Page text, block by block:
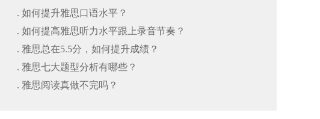
. 如何提升雅思口语水平？
. 如何提高雅思听力水平跟上录音节奏？
. 雅思总在5.5分，如何提升成绩？
. 雅思七大题型分析有哪些？
. 雅思阅读真做不完吗？